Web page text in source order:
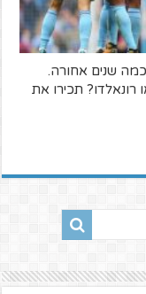
שנים אחורה.
רונאלדו? תכירו את